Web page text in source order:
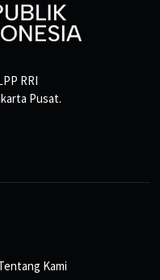
RRI
Pusat.
Kami